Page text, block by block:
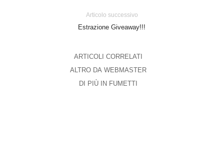
Articolo successivo
Estrazione Giveaway!!!
ARTICOLI CORRELATI
ALTRO DA WEBMASTER
DI PIÙ IN FUMETTI